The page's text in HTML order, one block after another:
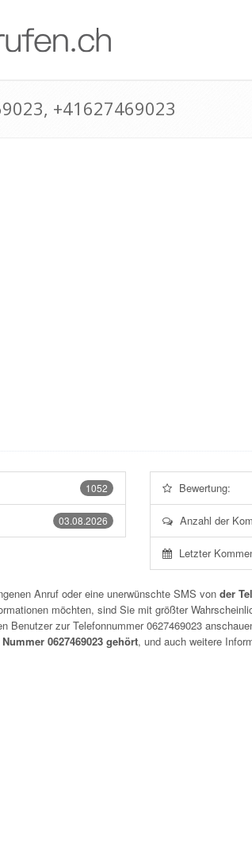
+41627469023
1052
03.08.2026
Bewertung:
Anzahl der
Letzter
Anruf oder eine unerwünschte SMS von der
möchten, sind Sie mit größter
Benutzer zur Telefonnummer0627469023
0627469023 gehört, und auch weitere